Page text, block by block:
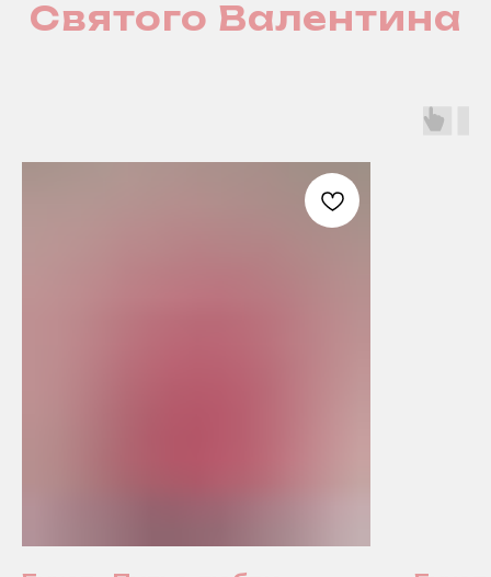
Святого Валентина